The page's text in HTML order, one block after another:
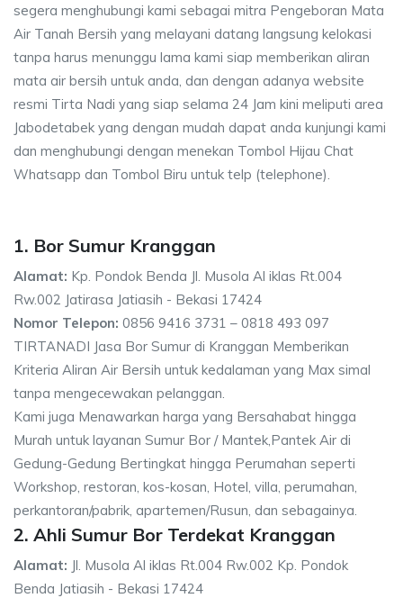
segera menghubungi kami sebagai mitra Pengeboran Mata
Air Tanah Bersih yang melayani datang langsung kelokasi
tanpa harus menunggu lama kami siap memberikan aliran
mata air bersih untuk anda, dan dengan adanya website
resmi Tirta Nadi yang siap selama 24 Jam kini meliputi area
Jabodetabek yang dengan mudah dapat anda kunjungi kami
dan menghubungi dengan menekan Tombol Hijau Chat
Whatsapp dan Tombol Biru untuk telp (telephone).
1. Bor Sumur Kranggan
Alamat: Kp. Pondok Benda Jl. Musola Al iklas Rt.004
Rw.002 Jatirasa Jatiasih - Bekasi 17424
Nomor Telepon: 0856 9416 3731 – 0818 493 097
TIRTANADI Jasa Bor Sumur di Kranggan Memberikan
Kriteria Aliran Air Bersih untuk kedalaman yang Max simal
tanpa mengecewakan pelanggan.
Kami juga Menawarkan harga yang Bersahabat hingga
Murah untuk layanan Sumur Bor / Mantek,Pantek Air di
Gedung-Gedung Bertingkat hingga Perumahan seperti
Workshop, restoran, kos-kosan, Hotel, villa, perumahan,
perkantoran/pabrik, apartemen/Rusun, dan sebagainya.
2. Ahli Sumur Bor Terdekat Kranggan
Alamat: Jl. Musola Al iklas Rt.004 Rw.002 Kp. Pondok
Benda Jatiasih - Bekasi 17424